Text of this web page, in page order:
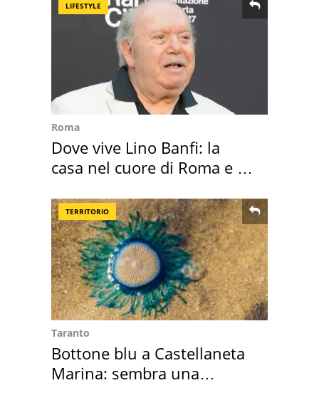
LIFESTYLE
Roma
Dove vive Lino Banfi: la
casa nel cuore di Roma e i
TERRITORIO
Taranto
Bottone blu a Castellaneta
Marina: sembra una